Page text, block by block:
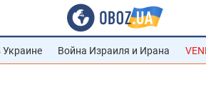
Украине Война Израиля и Ирана